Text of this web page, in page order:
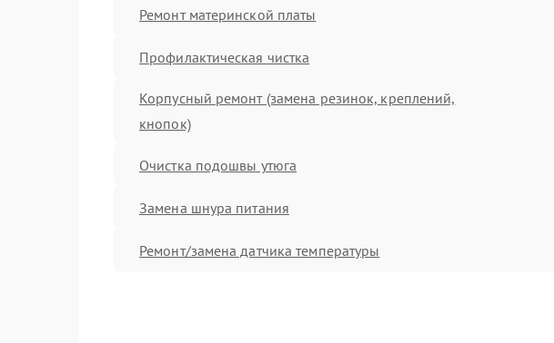
Ремонт материнской платы
Профилактическая чистка
Корпусный ремонт (замена резинок, креплений,
кнопок)
Очистка подошвы утюга
Замена шнура питания
Ремонт/замена датчика температуры